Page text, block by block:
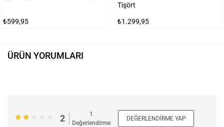
₺599,95
Tişört
₺1.299,95
ÜRÜN YORUMLARI
2
1
Değerlendirme
DEĞERLENDIRME YAP